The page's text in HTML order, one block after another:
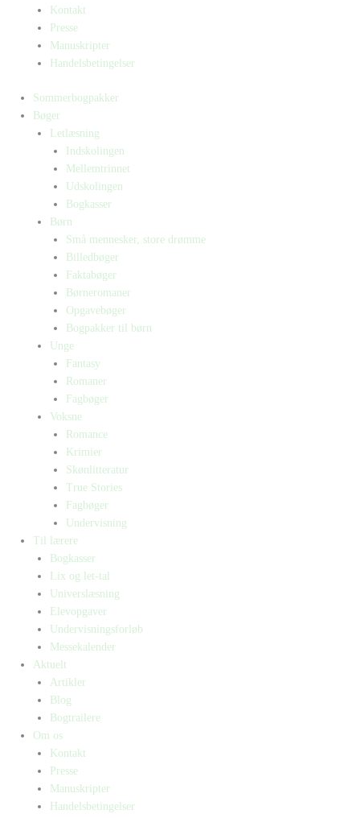
Kontakt
Presse
Manuskripter
Handelsbetingelser
Sommerbogpakker
Bøger
Letlæsning
Indskolingen
Mellemtrinnet
Udskolingen
Bogkasser
Børn
Små mennesker, store drømme
Billedbøger
Faktabøger
Børneromaner
Opgavebøger
Bogpakker til børn
Unge
Fantasy
Romaner
Fagbøger
Voksne
Romance
Krimier
Skønlitteratur
True Stories
Fagbøger
Undervisning
Til lærere
Bogkasser
Lix og let-tal
Universlæsning
Elevopgaver
Undervisningsforløb
Messekalender
Aktuelt
Artikler
Blog
Bogtrailere
Om os
Kontakt
Presse
Manuskripter
Handelsbetingelser